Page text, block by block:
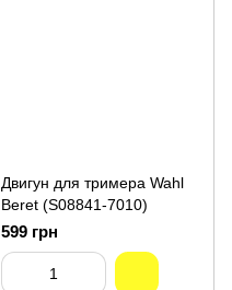
Двигун для тримера Wahl
Beret (S08841-7010)
599 грн